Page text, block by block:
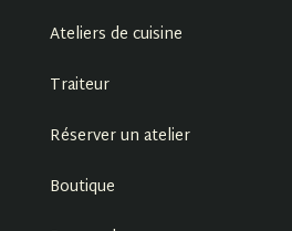
Ateliers de cuisine
Traiteur
Réserver un atelier
Boutique